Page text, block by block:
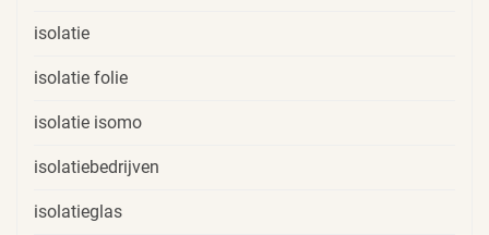
isolatie
isolatie folie
isolatie isomo
isolatiebedrijven
isolatieglas